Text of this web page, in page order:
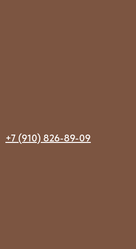
+7 (910) 826-89-09